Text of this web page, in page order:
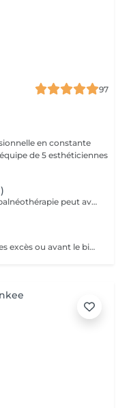
97
en constante
de 5 esthéticiennes
Le bien-être de la balnéothérapie. La balnéothérapie peut avoir de nombreuses applications aussi bien dans le domaine de la santé que celui de la beauté. Elle vous permet de soulager les douleurs de l'arthrose, de faciliter la récupération de n'importe quel processus traumatique, problèmes osseux, musculaires et ligamenteux, et de réduire l'état dépressif ainsi que le stress.
Idéal pour rebooter son corps après les excès ou avant le bikini et la playa JOUR 1 -Déclencher la détox -Enveloppement détoxinant -Bain bouillonnant -Jet spa oxygène -Pressothérapie -Jus de fruits et légumes bios frais maison JOUR 2 -Phase d'attaque -Boue marine -Cupping (vacuum thérapie) -Pressothérapie -Jet spa oxygène -Massage -Jus de fruits et légumes bios frais maison JOUR 3 -Éliminer et oxygéner -Enveloppement détoxinant -Drainage lymphatique -Bain bouillonnant -Jet spa oxygène -Jus de fruits et légumes bios frais maison